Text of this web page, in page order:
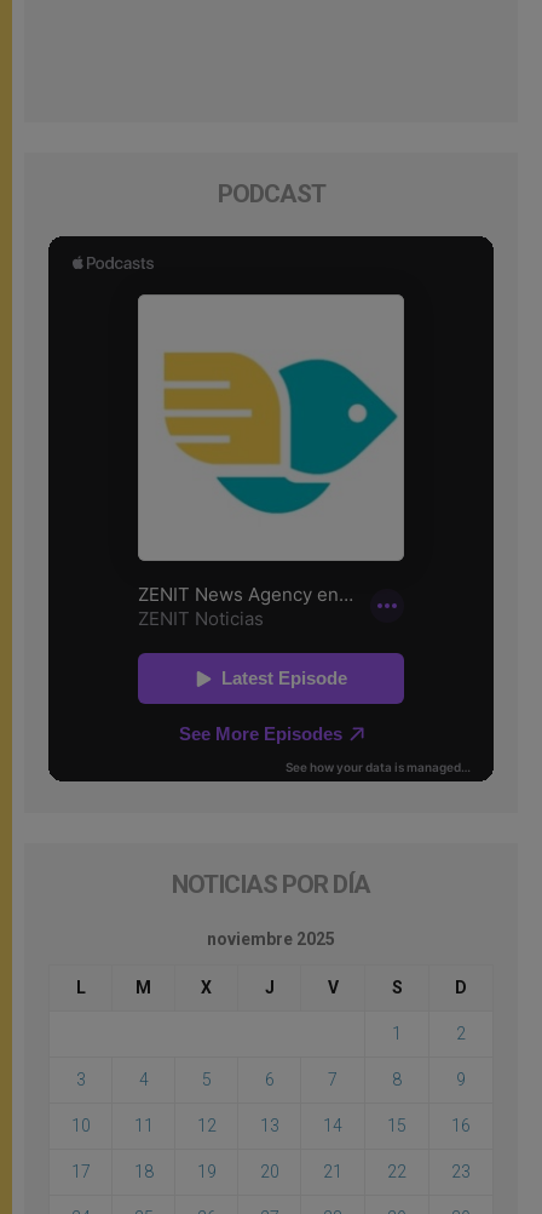
PODCAST
NOTICIAS POR DÍA
noviembre 2025
L M X J V S D
1 2
3 4 5 6 7 8 9
10 11 12 13 14 15 16
17 18 19 20 21 22 23